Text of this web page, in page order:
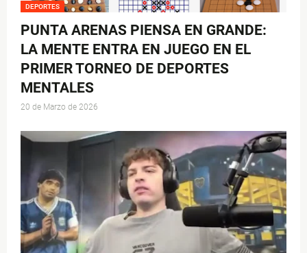
DEPORTES
PUNTA ARENAS PIENSA EN GRANDE:
LA MENTE ENTRA EN JUEGO EN EL
PRIMER TORNEO DE DEPORTES
MENTALES
20 de Marzo de 2026